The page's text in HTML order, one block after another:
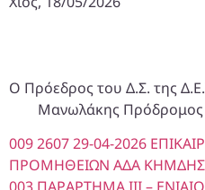
Ο Πρόεδρος του Δ.Σ. της
Μανωλάκης Πρόδρομος
009 2607 29-04-2026
ΠΡΟΜΗΘΕΙΩΝ ΑΔΑ